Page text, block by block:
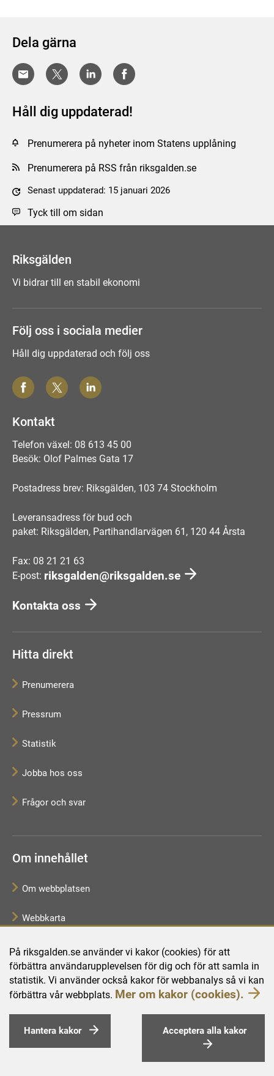
På riksgalden.se använder vi kakor (cookies) för att
förbättra användarupplevelsen för dig och för att samla in
statistik. Vi använder också kakor för webbanalys så vi kan
förbättra vår webbplats. Mer om kakor (cookies).
Hantera kakor Acceptera alla kakor
Dela gärna
Håll dig uppdaterad!
Prenumerera på nyheter inom Statens upplåning
Prenumerera på RSS från riksgalden.se
Senast uppdaterad: 15 januari 2026
Tyck till om sidan
Riksgälden
Vi bidrar till en stabil ekonomi
Följ oss i sociala medier
Håll dig uppdaterad och följ oss
Kontakt
Telefon växel: 08 613 45 00
Besök: Olof Palmes Gata 17
Postadress brev: Riksgälden, 103 74 Stockholm
Leveransadress för bud och
paket: Riksgälden, Partihandlarvägen 61, 120 44 Årsta
Fax: 08 21 21 63
E-post: riksgalden@riksgalden.se
Kontakta oss
Hitta direkt
Prenumerera
Pressrum
Statistik
Jobba hos oss
Frågor och svar
Om innehållet
Om webbplatsen
Webbkarta
Tillgänglighetsredogörelse
Behandling av personuppgifter